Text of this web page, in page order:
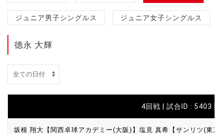
ジュニア男子シングルス ジュニア女子シングルス
德永 大輝
4回戦 | 試合ID : 5403 |
坂根 翔大【関西卓球アカデミー(大阪)】 塩見 真希【サンリツ(東京